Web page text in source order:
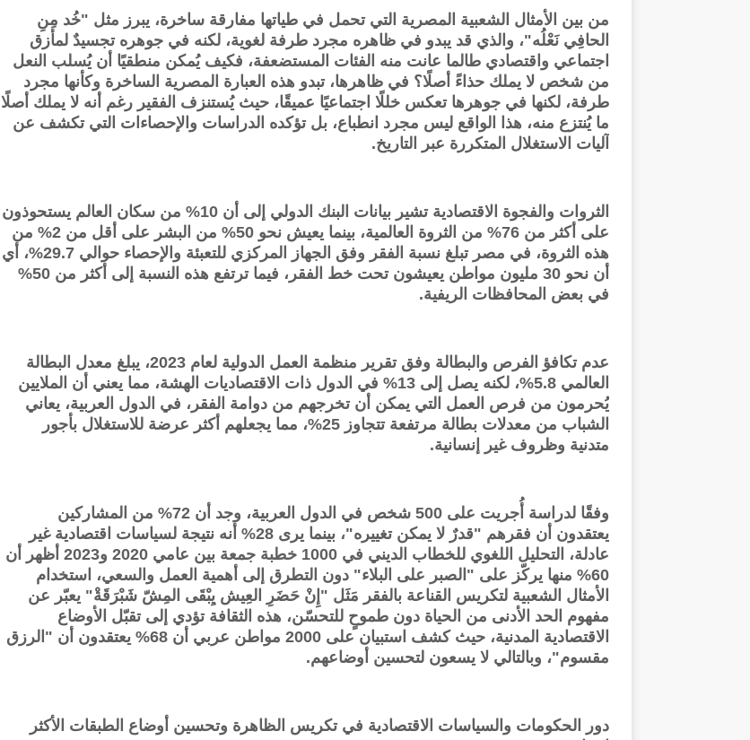
من بين الأمثال الشعبية المصرية التي تحمل في طياتها مفارقة ساخرة، يبرز مثل "خُد مِنِ
الحافِي نَعْلُه"، والذي قد يبدو في ظاهره مجرد طرفة لغوية، لكنه في جوهره تجسيدٌ لمأزق
اجتماعي واقتصادي طالما عانت منه الفئات المستضعفة، فكيف يُمكن منطقيًا أن يُسلب النعل
من شخص لا يملك حذاءً أصلًا؟ في ظاهرها، تبدو هذه العبارة المصرية الساخرة وكأنها مجرد
طرفة، لكنها في جوهرها تعكس خللًا اجتماعيًا عميقًا، حيث يُستنزف الفقير رغم أنه لا يملك أصلًا
ما يُنتزع منه، هذا الواقع ليس مجرد انطباع، بل تؤكده الدراسات والإحصاءات التي تكشف عن
آليات الاستغلال المتكررة عبر التاريخ.
الثروات والفجوة الاقتصادية تشير بيانات البنك الدولي إلى أن 10% من سكان العالم يستحوذون
على أكثر من 76% من الثروة العالمية، بينما يعيش نحو 50% من البشر على أقل من 2% من
هذه الثروة، في مصر تبلغ نسبة الفقر وفق الجهاز المركزي للتعبئة والإحصاء حوالي 29.7%، أي
أن نحو 30 مليون مواطن يعيشون تحت خط الفقر، فيما ترتفع هذه النسبة إلى أكثر من 50%
في بعض المحافظات الريفية.
عدم تكافؤ الفرص والبطالة وفق تقرير منظمة العمل الدولية لعام 2023، يبلغ معدل البطالة
العالمي 5.8%، لكنه يصل إلى 13% في الدول ذات الاقتصاديات الهشة، مما يعني أن الملايين
يُحرمون من فرص العمل التي يمكن أن تخرجهم من دوامة الفقر، في الدول العربية، يعاني
الشباب من معدلات بطالة مرتفعة تتجاوز 25%، مما يجعلهم أكثر عرضة للاستغلال بأجور
متدنية وظروف غير إنسانية.
وفقًا لدراسة أُجريت على 500 شخص في الدول العربية، وجد أن 72% من المشاركين
يعتقدون أن فقرهم "قدرٌ لا يمكن تغييره"، بينما يرى 28% أنه نتيجة لسياسات اقتصادية غير
عادلة، التحليل اللغوي للخطاب الديني في 1000 خطبة جمعة بين عامي 2020 و2023 أظهر أن
60% منها يركّز على "الصبر على البلاء" دون التطرق إلى أهمية العمل والسعي، استخدام
الأمثال الشعبية لتكريس القناعة بالفقر مَثَل "إِنْ حَضَرِ العِيش يِبْقَى المِشّ شَبْرَقَةْ" يعبّر عن
مفهوم الحد الأدنى من الحياة دون طموحٍ للتحسّن، هذه الثقافة تؤدي إلى تقبّل الأوضاع
الاقتصادية المدنية، حيث كشف استبيان على 2000 مواطن عربي أن 68% يعتقدون أن "الرزق
مقسوم"، وبالتالي لا يسعون لتحسين أوضاعهم.
دور الحكومات والسياسات الاقتصادية في تكريس الظاهرة وتحسين أوضاع الطبقات الأكثر